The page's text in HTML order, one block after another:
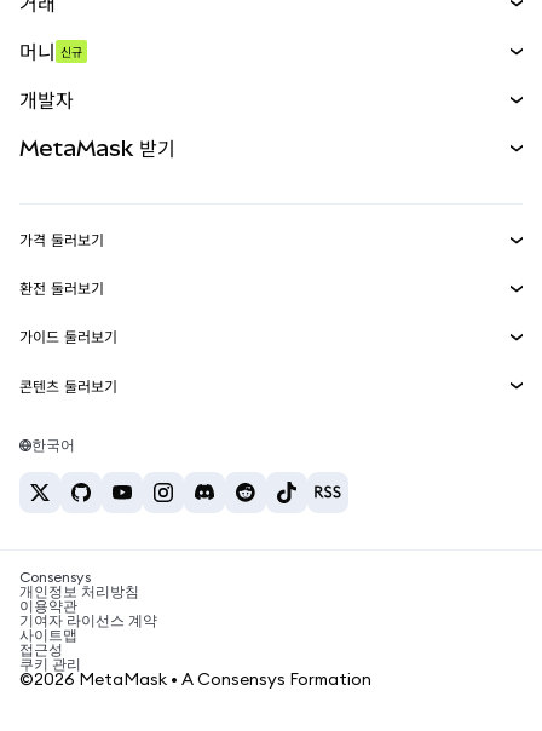
무기한 선물
실물자산
머니 신규
개발자
MetaMask Connect
Snaps
웹3 서비스
MetaMask 받기
보안
고객 지원
채용
가격 둘러보기
이더리움 가격
솔라나 가격
테더 가격
환전 둘러보기
ETH를 USD로 환전
USDT를 INR로 환전
BTC를 INR로 환전
ETH를 USDT로 환전
가이드 둘러보기
ETH 매수
USDT 매수
SHIB 매수
BNB 매수
콘텐츠 둘러보기
솔라나 지갑
암호화폐 세금 뉴스
암호화폐 매수 방법
비트코인 매도 방법
한국어
Consensys
개인정보 처리방침
이용약관
기여자 라이선스 계약
사이트맵
접근성
쿠키 관리
©2026 MetaMask • A Consensys Formation